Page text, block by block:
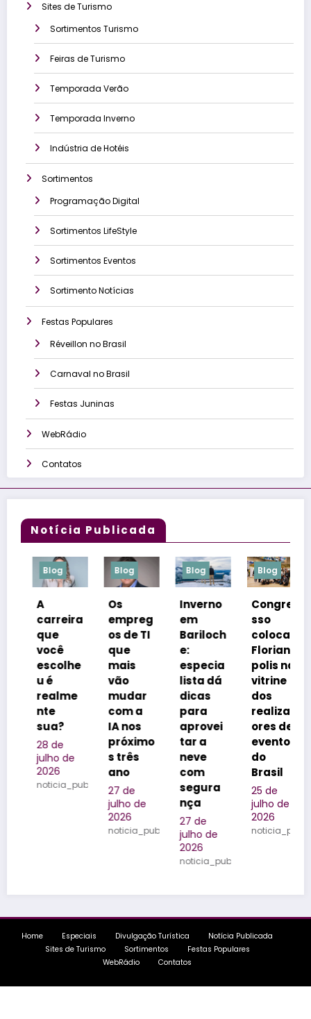
Sites de Turismo
Sortimentos Turismo
Feiras de Turismo
Temporada Verão
Temporada Inverno
Indústria de Hotéis
Sortimentos
Programação Digital
Sortimentos LifeStyle
Sortimentos Eventos
Sortimento Notícias
Festas Populares
Réveillon no Brasil
Carnaval no Brasil
Festas Juninas
WebRádio
Contatos
Notícia Publicada
Blog
empreg
os de TI
que
mais
mudar
IA nos
próximo
s três
ano
27 de
noticia_publicada
em
Bariloch
e:
especia
dicas
para
aprovei
tar a
neve
segura
nça
27 de
julho de
noticia_publicada
Blog
Congre
coloca
polis na
vitrine
dos
realizad
ores de
eventos
do
Brasil
25 de
2026
noticia_publicada
Blog
Netos
m
e
da
Quinta
do
o
24 de
Especiais Divulgação Turística
Notícia Publicada
Sites de Turismo
Sortimentos
Festas Populares